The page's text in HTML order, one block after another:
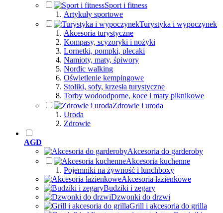
Sport i fitness
Artykuły sportowe
Turystyka i wypoczynek
Akcesoria turystyczne
Kompasy, scyzoryki i nożyki
Lornetki, pompki, plecaki
Namioty, maty, śpiwory
Nordic walking
Oświetlenie kempingowe
Stoliki, sofy, krzesła turystyczne
Torby wodoodporne, koce i maty piknikowe
Zdrowie i uroda
Uroda
Zdrowie
AGD
Akcesoria do garderoby
Akcesoria kuchenne
Pojemniki na żywność i lunchboxy
Akcesoria łazienkowe
Budziki i zegary
Dzwonki do drzwi
Grill i akcesoria do grilla